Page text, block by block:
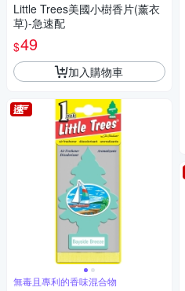
Little Trees美國小樹香片(薰衣
草)-急速配
$49
加入購物車
無毒且專利的香味混合物